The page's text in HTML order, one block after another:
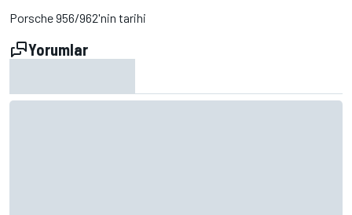
Porsche 956/962'nin tarihi
Yorumlar